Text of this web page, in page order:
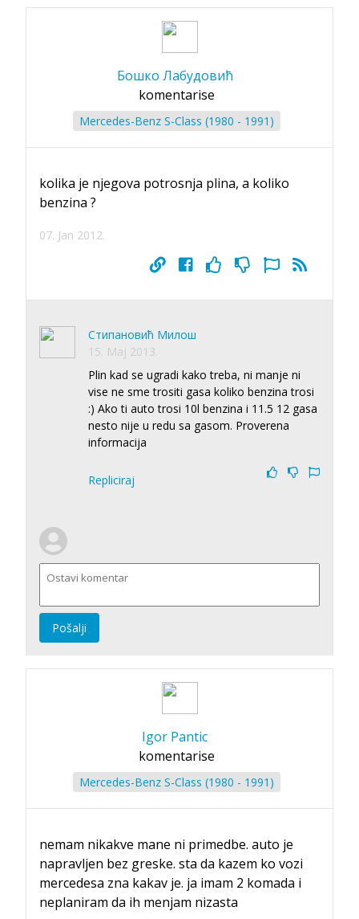
Бошко Лабудовић
komentarise
Mercedes-Benz S-Class (1980 - 1991)
kolika je njegova potrosnja plina, a koliko
benzina ?
07. Jan 2012.
Стипановић Милош
15. Maj 2013.
Plin kad se ugradi kako treba, ni manje ni
vise ne sme trositi gasa koliko benzina trosi
:) Ako ti auto trosi 10l benzina i 11.5 12 gasa
nesto nije u redu sa gasom. Proverena
informacija
Repliciraj
Pošalji
Igor Pantic
komentarise
Mercedes-Benz S-Class (1980 - 1991)
nemam nikakve mane ni primedbe. auto je
napravljen bez greske. sta da kazem ko vozi
mercedesa zna kakav je. ja imam 2 komada i
neplaniram da ih menjam nizasta